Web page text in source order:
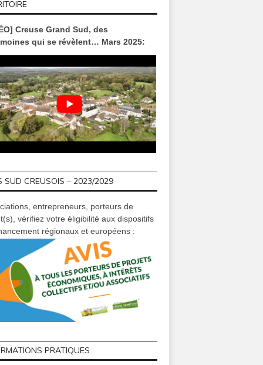
Creuse Grand Sud, des
qui se révèlent… Mars 2025:
SUD CREUSOIS – 2023/2029
entrepreneurs, porteurs de
vérifiez votre éligibilité aux dispositifs
régionaux et européens :
PRATIQUES